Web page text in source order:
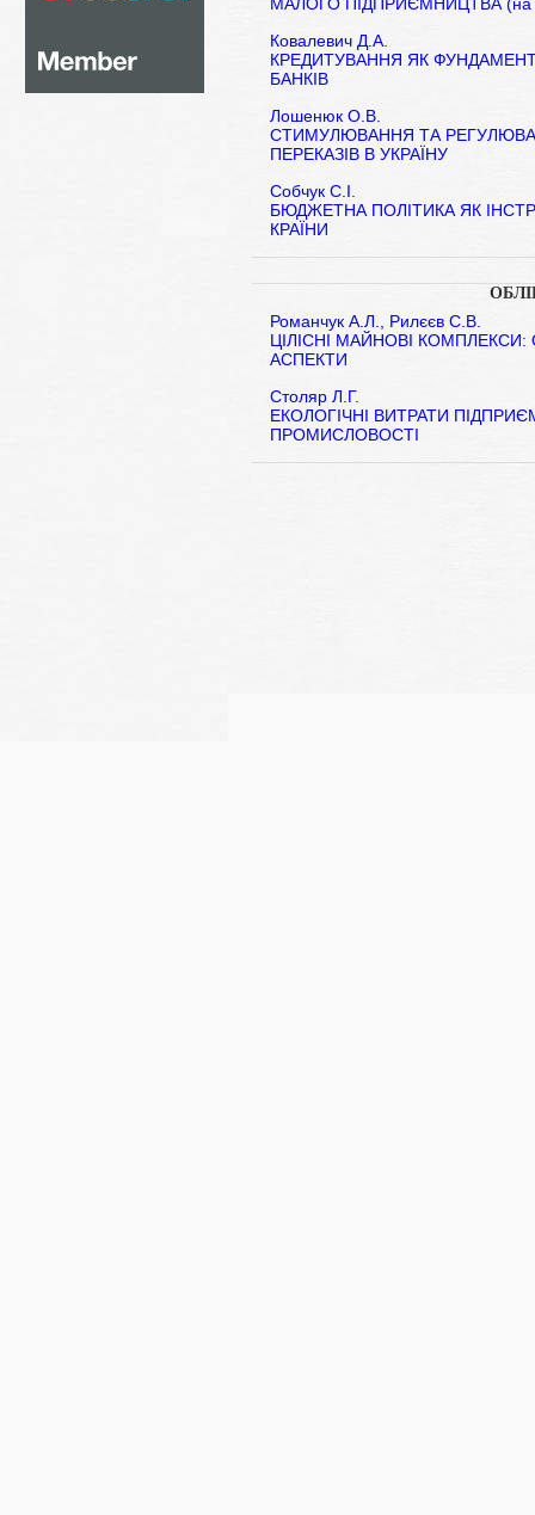
Ковалевич Д.А.
КРЕДИТУВАННЯ ЯК
БАНКІВ
Лошенюк О.В.
СТИМУЛЮВАННЯ ТА
ПЕРЕКАЗІВ В УКРАЇНУ
Собчук С.І.
БЮДЖЕТНА ПОЛІТИКА ЯК
КРАЇНИ
Романчук А.Л., Рилєєв С.В.
ЦІЛІСНІ МАЙНОВІ
АСПЕКТИ
Столяр Л.Г.
ЕКОЛОГІЧНІ ВИТРАТИ
ПРОМИСЛОВОСТІ